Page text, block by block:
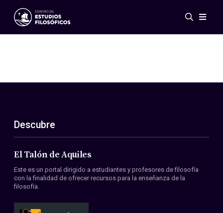
Eventos
ES
EN
Acerca de nosotros
Miembros
Convenios
Descubre
El Talón de Aquiles
Este es un portal dirigido a estudiantes y profesores de filosofía
con la finalidad de ofrecer recursos para la enseñanza de la
filosofía.